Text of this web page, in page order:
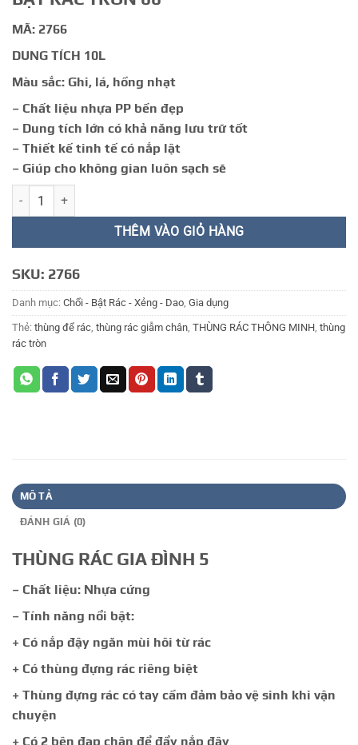
là:
MÃ: 2766
DUNG TÍCH 10L
Màu sắc: Ghi, lá, hồng nhạt
– Chất liệu nhựa PP bền đẹp
– Dung tích lớn có khả năng lưu trữ tốt
– Thiết kế tinh tế có nắp lật
– Giúp cho không gian luôn sạch sẽ
THÙNG RÁC GIA ĐÌNH 5 số lượng
THÊM VÀO GIỎ HÀNG
SKU: 2766
Danh mục: Chổi - Bật Rác - Xẻng - Dao, Gia dụng
Thẻ: thùng để rác, thùng rác giẫm chân, THÙNG RÁC THÔNG MINH, thùng
rác tròn
MÔ TẢ
ĐÁNH GIÁ (0)
THÙNG RÁC GIA ĐÌNH 5
– Chất liệu: Nhựa cứng
– Tính năng nổi bật:
+ Có nắp đậy ngăn mùi hôi từ rác
+ Có thùng đựng rác riêng biệt
+ Thùng đựng rác có tay cầm đảm bảo vệ sinh khi vận
chuyện
+ Có 2 bên đạp chân để đẩy nắp đậy